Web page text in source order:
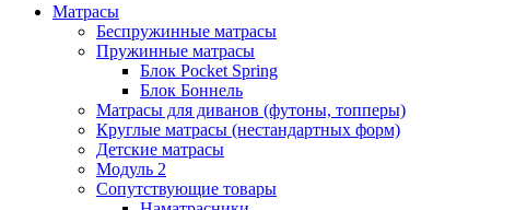
Матрасы
Беспружинные матрасы
Пружинные матрасы
Блок Pocket Spring
Блок Боннель
Матрасы для диванов (футоны, топперы)
Круглые матрасы (нестандартных форм)
Детские матрасы
Модуль 2
Сопутствующие товары